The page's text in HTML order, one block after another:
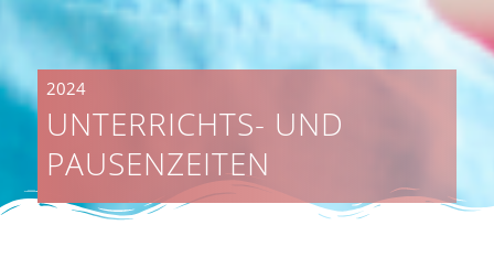
2024
UNTERRICHTS- UND
PAUSENZEITEN